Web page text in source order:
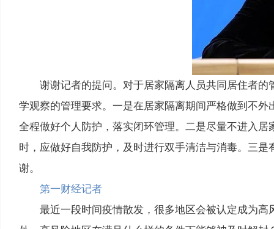
谢谢记者的提问。对于居家隔离人员共同居住者
学观察的管理要求。一是在居家隔离期间严格做到不
全程做好个人防护，落实闭环管理。二是尽量不进入
时，应做好自我防护，及时进行双手清洁与消毒。三
谢。
第一财经记者
最近一段时间疫情散发，很多地区会被认定成为